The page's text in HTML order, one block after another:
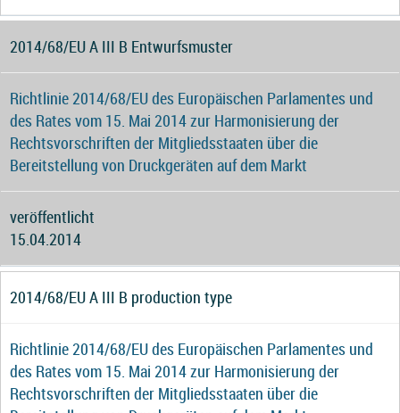
2014/68/EU A III B Entwurfsmuster
Richtlinie 2014/68/EU des Europäischen Parlamentes und
des Rates vom 15. Mai 2014 zur Harmonisierung der
Rechtsvorschriften der Mitgliedsstaaten über die
Bereitstellung von Druckgeräten auf dem Markt
veröffentlicht
15.04.2014
2014/68/EU A III B production type
Richtlinie 2014/68/EU des Europäischen Parlamentes und
des Rates vom 15. Mai 2014 zur Harmonisierung der
Rechtsvorschriften der Mitgliedsstaaten über die